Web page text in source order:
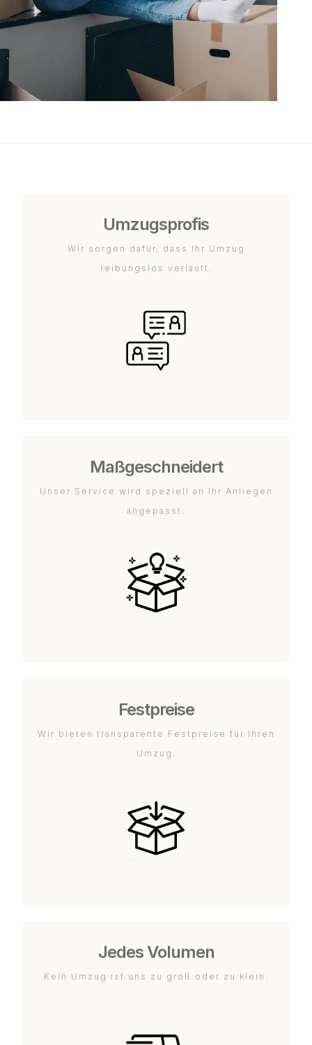
Umzugsprofis
Wir sorgen dafür, dass Ihr Umzug
reibungslos verläuft.
Maßgeschneidert
Unser Service wird speziell an Ihr Anliegen
angepasst.
Festpreise
Wir bieten transparente Festpreise für Ihren
Umzug.
Jedes Volumen
Kein Umzug ist uns zu groß oder zu klein.